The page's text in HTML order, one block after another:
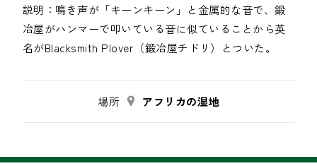
説明： 鳴き声が「キーンキーン」と金属的な音で、鍛
冶屋がハンマーで叩いている音に似ていることから英
名がBlacksmith Plover（鍛冶屋チドリ）とついた。
場所 アフリカの湿地